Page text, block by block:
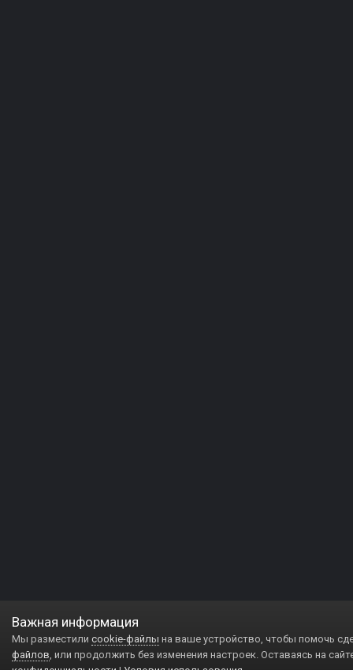
Важная информация
Мы разместили cookie-файлы на ваше устройство, чтобы помочь
файлов, или продолжить без изменения настроек. Оставаясь на